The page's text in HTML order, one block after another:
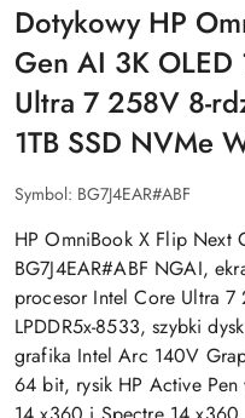
Dotykowy HP
Gen AI 3K
Ultra 7 258V 8-
1TB SSD NVMe
Symbol: BG7J4EAR#ABF
HP OmniBook X Flip Next
BG7J4EAR#ABF NGAI,
procesor Intel Core Ultra
LPDDR5x-8533, szybki
grafika Intel Arc 140V
64 bit, rysik HP Active Pen